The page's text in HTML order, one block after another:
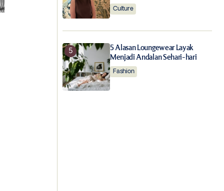
Culture
5 Alasan Loungewear Layak
Menjadi Andalan Sehari-hari
Fashion